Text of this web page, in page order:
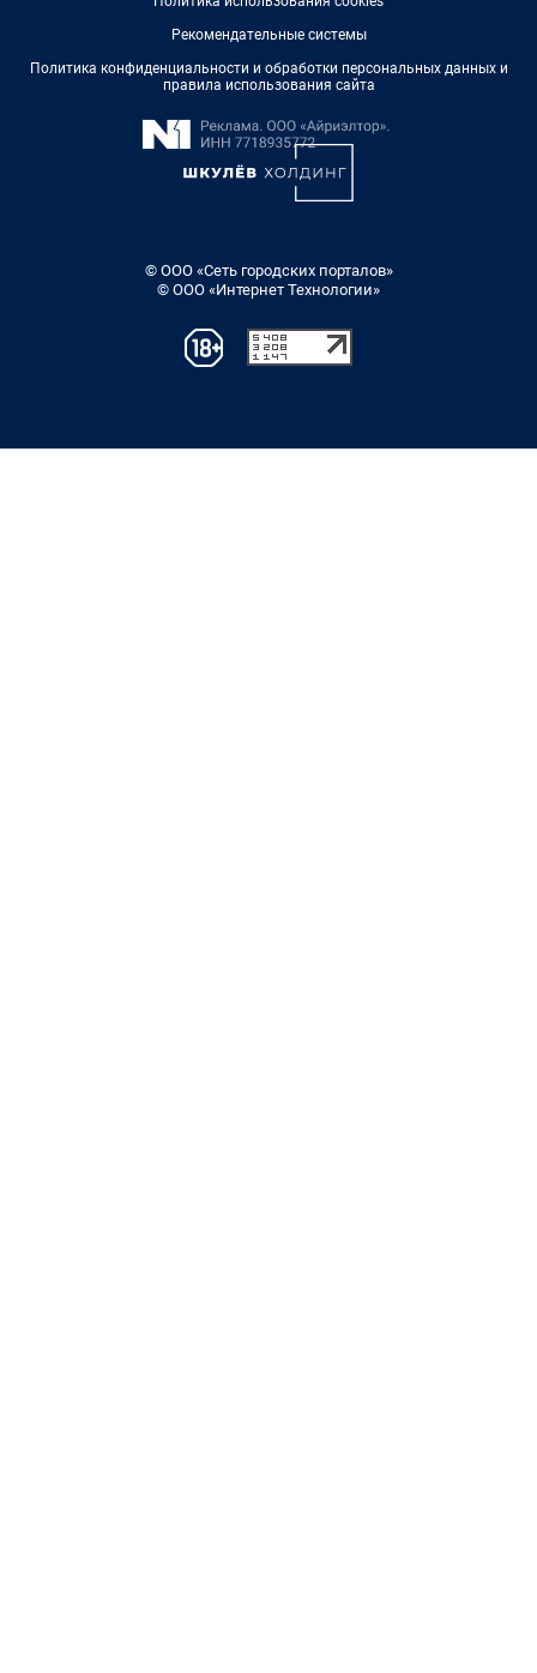
Рекомендательные системы
Политика конфиденциальности и обработки персональных данных и
правила использования сайта
© ООО «Сеть городских порталов»
© ООО «Интернет Технологии»